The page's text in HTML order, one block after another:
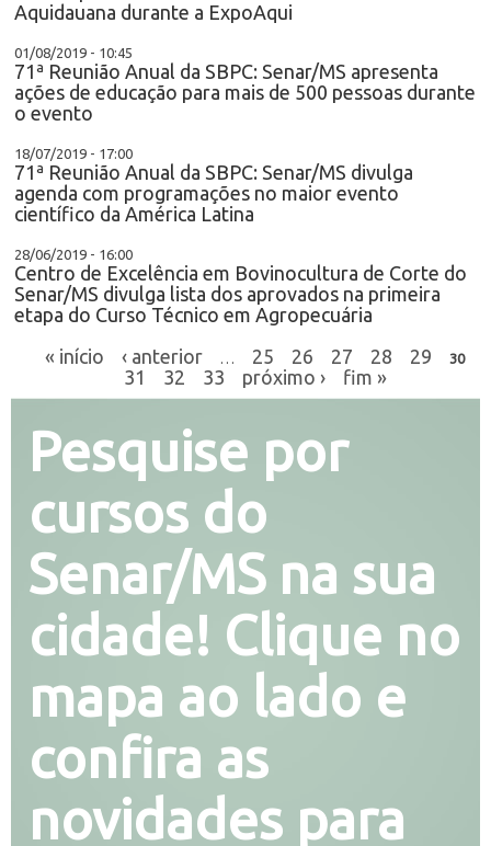
Aquidauana durante a ExpoAqui
01/08/2019 - 10:45
71ª Reunião Anual da SBPC: Senar/MS apresenta
ações de educação para mais de 500 pessoas durante
o evento
18/07/2019 - 17:00
71ª Reunião Anual da SBPC: Senar/MS divulga
agenda com programações no maior evento
científico da América Latina
28/06/2019 - 16:00
Centro de Excelência em Bovinocultura de Corte do
Senar/MS divulga lista dos aprovados na primeira
etapa do Curso Técnico em Agropecuária
« início
‹ anterior 25 26 27 28 29 30
31 32 33 próximo › fim »
Pesquise por
cursos do
Senar/MS na sua
cidade! Clique no
mapa ao lado e
confira as
novidades para